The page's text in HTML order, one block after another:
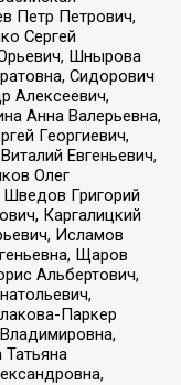
Петр Петрович,
Сергей
Шнырова
Сидорович
Алексеевич,
Анна Валерьевна,
Георгиевич,
Евгеньевич,
Олег
Григорий
Каргалицкий
Исламов
Щаров
Альбертович,
Паркер
Татьяна